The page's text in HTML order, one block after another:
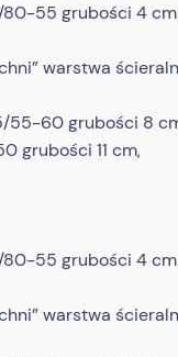
55 grubości 4 cm
warstwa
55-60 grubości 8
grubości 11 cm,
55 grubości 4 cm
warstwa